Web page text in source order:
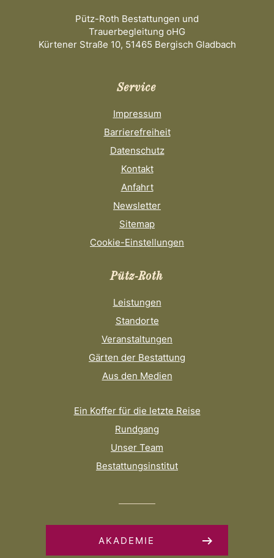
Pütz-Roth Bestattungen und
Trauerbegleitung oHG
Kürtener Straße 10, 51465 Bergisch Gladbach
Service
Impressum
Barrierefreiheit
Datenschutz
Kontakt
Anfahrt
Newsletter
Sitemap
Cookie-Einstellungen
Pütz-Roth
Leistungen
Standorte
Veranstaltungen
Gärten der Bestattung
Aus den Medien
Ein Koffer für die letzte Reise
Rundgang
Unser Team
Bestattungsinstitut
AKADEMIE